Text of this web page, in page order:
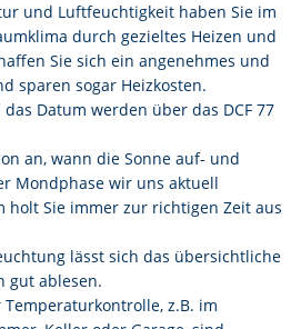
und Luftfeuchtigkeit haben Sie im
durch gezieltes Heizen und
Sie sich ein angenehmes und
sparen sogar Heizkosten.
Datum werden über das DCF 77
an, wann die Sonne auf- und
Mondphase wir uns aktuell
holt Sie immer zur richtigen Zeit aus
lässt sich das übersichtliche
gut ablesen.
z.B. im